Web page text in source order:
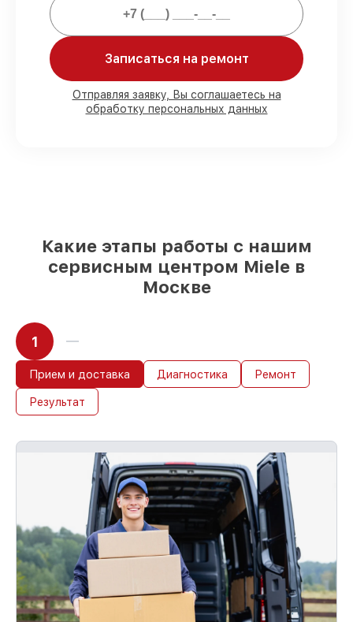
Мы гарантируем:
ремонтов по ремонту проводятся в
90%комплектующих Miele готовы к
установке в наших мастерских в
Записаться на ремонт
Отправляя заявку, Вы соглашаетесь на
обработку персональных данных
Какие этапы работы с нашим
сервисным центром Miele в
Москве
1
Прием и доставка Диагностика Ремонт
Результат